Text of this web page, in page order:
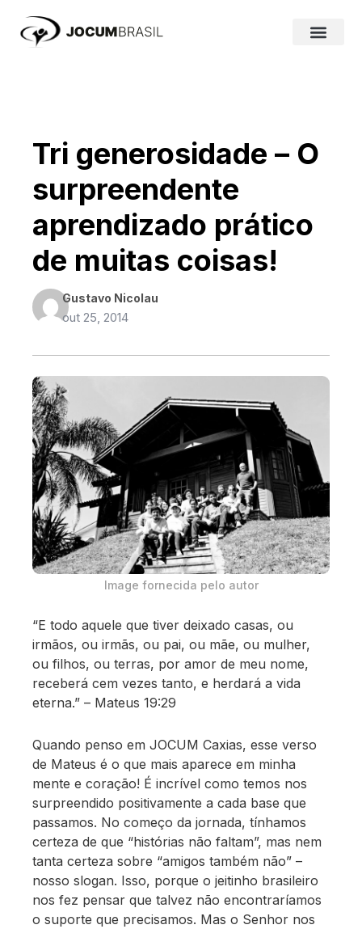
para
Tri generosidade – O
surpreendente
aprendizado prático
de muitas coisas!
Gustavo Nicolau
out 25, 2014
Image fornecida pelo autor
“E todo aquele que tiver deixado casas, ou
irmãos, ou irmãs, ou pai, ou mãe, ou mulher,
ou filhos, ou terras, por amor de meu nome,
receberá cem vezes tanto, e herdará a vida
eterna.” – Mateus 19:29
Quando penso em JOCUM Caxias, esse verso
de Mateus é o que mais aparece em minha
mente e coração! É incrível como temos nos
surpreendido positivamente a cada base que
passamos. No começo da jornada, tínhamos
certeza de que “histórias não faltam”, mas nem
tanta certeza sobre “amigos também não” –
nosso slogan. Isso, porque o jeitinho brasileiro
nos fez pensar que talvez não encontraríamos
o suporte que precisamos. Mas o Senhor nos